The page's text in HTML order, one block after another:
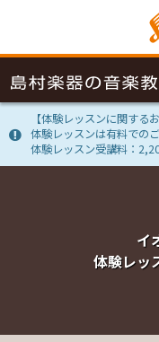
【体験レッスンに関する
体験レッスンは有料での
体験レッスン受講料：
イ
体験レッ